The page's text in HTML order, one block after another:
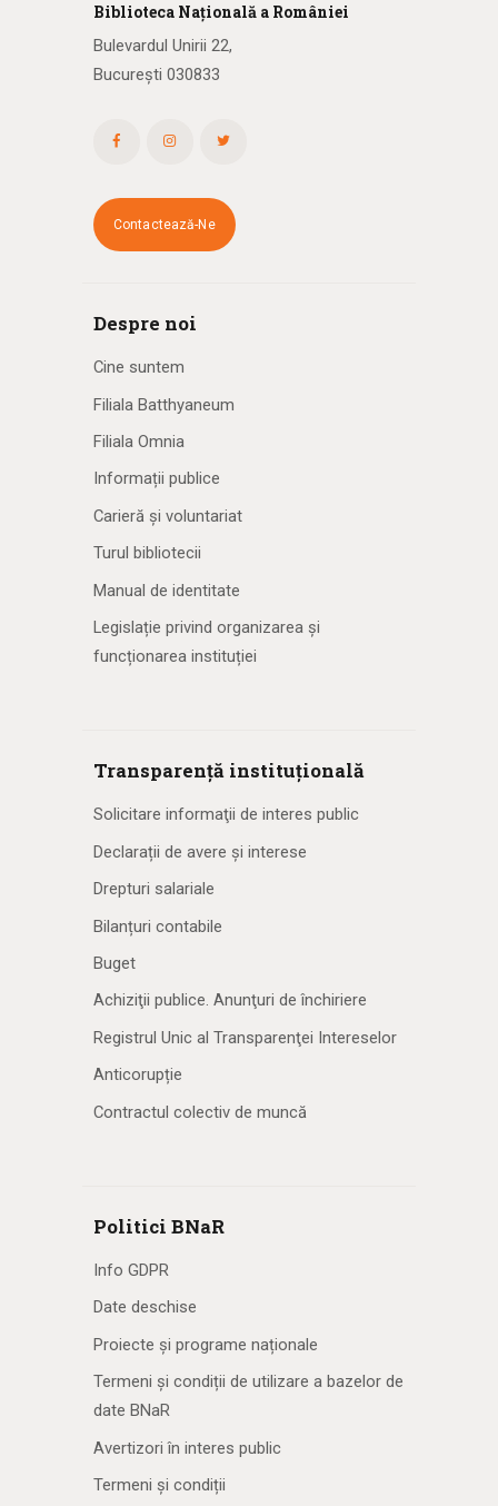
Biblioteca Națională a României
Bulevardul Unirii 22,
București 030833
Contactează-Ne
Despre noi
Cine suntem
Filiala Batthyaneum
Filiala Omnia
Informații publice
Carieră și voluntariat
Turul bibliotecii
Manual de identitate
Legislație privind organizarea și
funcționarea instituției
Transparență instituțională
Solicitare informaţii de interes public
Declarații de avere și interese
Drepturi salariale
Bilanțuri contabile
Buget
Achiziţii publice. Anunţuri de închiriere
Registrul Unic al Transparenţei Intereselor
Anticorupție
Contractul colectiv de muncă
Politici BNaR
Info GDPR
Date deschise
Proiecte și programe naționale
Termeni și condiții de utilizare a bazelor de
date BNaR
Avertizori în interes public
Termeni și condiții